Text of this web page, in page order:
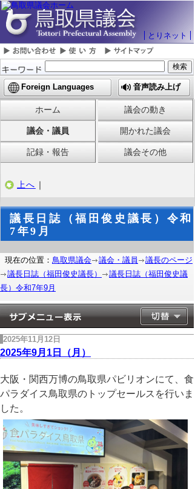
とりネット
Foreign Languages 音声読み上げ
ホーム 議会の動き
議会・議員 開かれた議会
記録・報告 議会その他
上へ ｜
議長日誌（福田俊史議長）令和
7年9月
現在の位置： 鳥取県議会 議会・議員
議長のページ
議長日誌（福田俊史議長）
議長日誌（福田俊史議
長）令和7年9月
2025年11月12日
2025年9月1日（月）
大阪・関西万博の鳥取県パビリオンにて、食
パラダイス鳥取県のトップセールスを行いま
した。